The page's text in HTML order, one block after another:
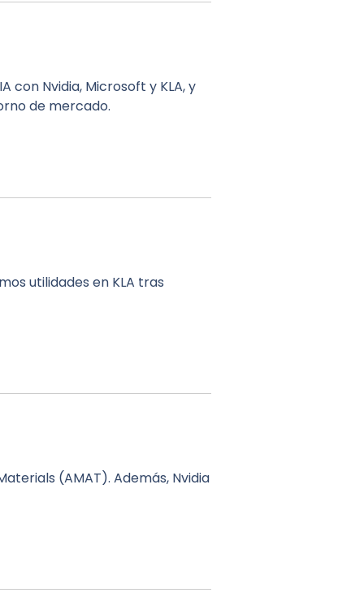
con Nvidia, Microsoft y KLA, y
de mercado.
utilidades en KLA tras
(AMAT). Además, Nvidia